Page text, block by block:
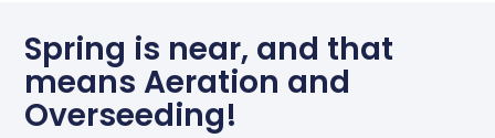
Spring is near, and that
means Aeration and
Overseeding!